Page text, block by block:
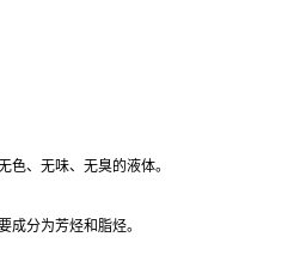
色、无味、无臭的液体。
成分为芳烃和脂烃。